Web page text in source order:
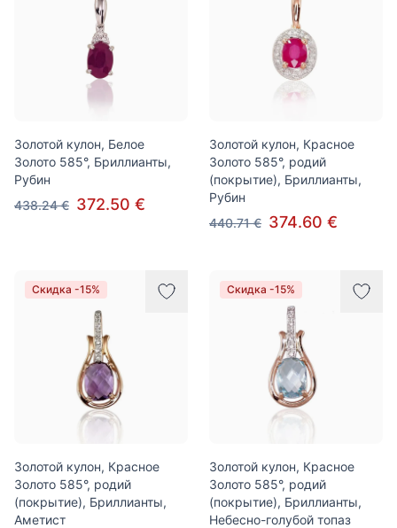
Золотой кулон, Белое
Золото 585°, Бриллианты,
Рубин
438.24 € 372.50 €
Золотой кулон, Красное
Золото 585°, родий
(покрытие), Бриллианты,
Рубин
440.71 € 374.60 €
Скидка -15%
Золотой кулон, Красное
Золото 585°, родий
(покрытие), Бриллианты,
Аметист
Скидка -15%
Золотой кулон, Красное
Золото 585°, родий
(покрытие), Бриллианты,
Небесно-голубой топаз